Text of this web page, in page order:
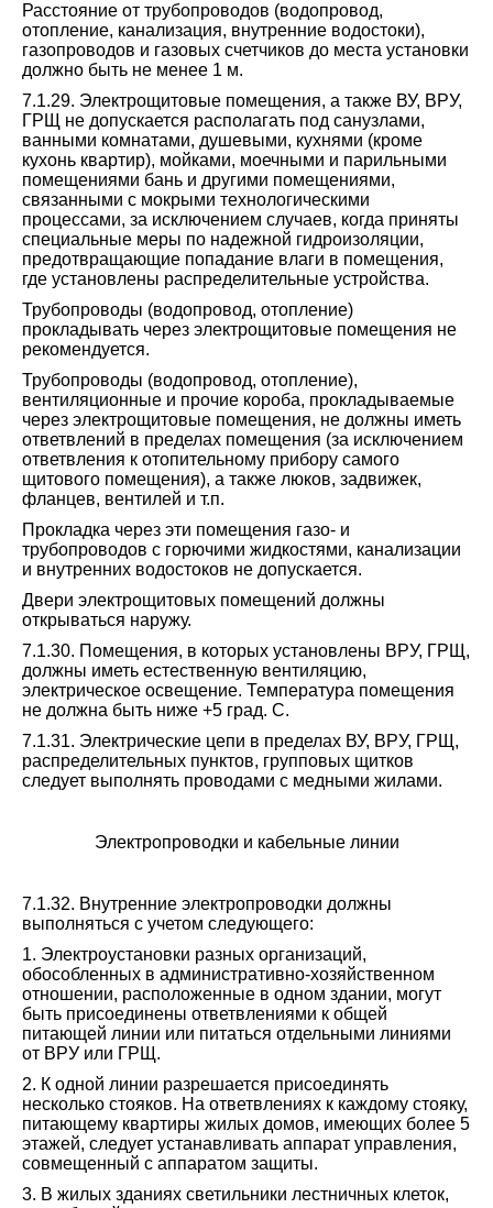
Расстояние от трубопроводов (водопровод,
отопление, канализация, внутренние водостоки),
газопроводов и газовых счетчиков до места установки
должно быть не менее 1 м.
7.1.29. Электрощитовые помещения, а также ВУ, ВРУ,
ГРЩ не допускается располагать под санузлами,
ванными комнатами, душевыми, кухнями (кроме
кухонь квартир), мойками, моечными и парильными
помещениями бань и другими помещениями,
связанными с мокрыми технологическими
процессами, за исключением случаев, когда приняты
специальные меры по надежной гидроизоляции,
предотвращающие попадание влаги в помещения,
где установлены распределительные устройства.
Трубопроводы (водопровод, отопление)
прокладывать через электрощитовые помещения не
рекомендуется.
Трубопроводы (водопровод, отопление),
вентиляционные и прочие короба, прокладываемые
через электрощитовые помещения, не должны иметь
ответвлений в пределах помещения (за исключением
ответвления к отопительному прибору самого
щитового помещения), а также люков, задвижек,
фланцев, вентилей и т.п.
Прокладка через эти помещения газо- и
трубопроводов с горючими жидкостями, канализации
и внутренних водостоков не допускается.
Двери электрощитовых помещений должны
открываться наружу.
7.1.30. Помещения, в которых установлены ВРУ, ГРЩ,
должны иметь естественную вентиляцию,
электрическое освещение. Температура помещения
не должна быть ниже +5 град. C.
7.1.31. Электрические цепи в пределах ВУ, ВРУ, ГРЩ,
распределительных пунктов, групповых щитков
следует выполнять проводами с медными жилами.
Электропроводки и кабельные линии
7.1.32. Внутренние электропроводки должны
выполняться с учетом следующего:
1. Электроустановки разных организаций,
обособленных в административно-хозяйственном
отношении, расположенные в одном здании, могут
быть присоединены ответвлениями к общей
питающей линии или питаться отдельными линиями
от ВРУ или ГРЩ.
2. К одной линии разрешается присоединять
несколько стояков. На ответвлениях к каждому стояку,
питающему квартиры жилых домов, имеющих более 5
этажей, следует устанавливать аппарат управления,
совмещенный с аппаратом защиты.
3. В жилых зданиях светильники лестничных клеток,